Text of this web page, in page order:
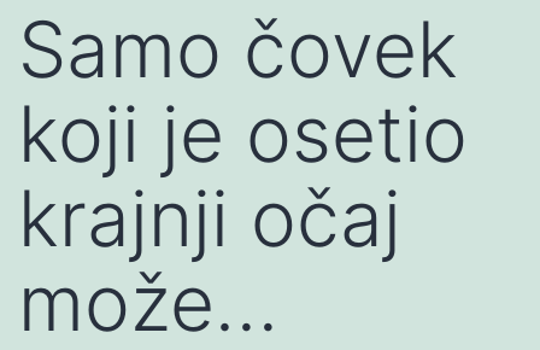
Samo čovek
koji je osetio
krajnji očaj
može…